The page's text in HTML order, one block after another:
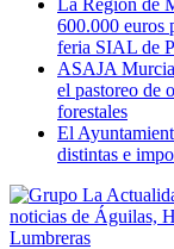
La Región de
600.000 euros
feria SIAL de
ASAJA
el pastoreo de
forestales
El
distintas e
noticias de Águilas,
Lumbreras